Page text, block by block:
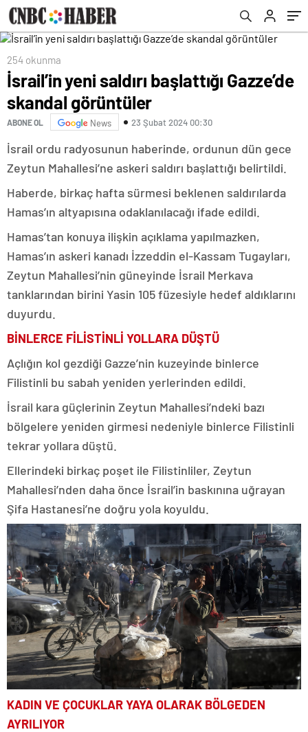
254 okunma
İsrail’in yeni saldırı başlattığı Gazze’de
skandal görüntüler
ABONE OL News 23 Şubat 2024 00:30
İsrail ordu radyosunun haberinde, ordunun dün gece
Zeytun Mahallesi’ne askeri saldırı başlattığı belirtildi.
Haberde, birkaç hafta sürmesi beklenen saldırılarda
Hamas’ın altyapısına odaklanılacağı ifade edildi.
Hamas’tan konuya ilişkin açıklama yapılmazken,
Hamas’ın askeri kanadı İzzeddin el-Kassam Tugayları,
Zeytun Mahallesi’nin güneyinde İsrail Merkava
tanklarından birini Yasin 105 füzesiyle hedef aldıklarını
duyurdu.
BİNLERCE FİLİSTİNLİ YOLLARA DÜŞTÜ
Açlığın kol gezdiği Gazze’nin kuzeyinde binlerce
Filistinli bu sabah yeniden yerlerinden edildi.
İsrail kara güçlerinin Zeytun Mahallesi’ndeki bazı
bölgelere yeniden girmesi nedeniyle binlerce Filistinli
tekrar yollara düştü.
Ellerindeki birkaç poşet ile Filistinliler, Zeytun
Mahallesi’nden daha önce İsrail’in baskınına uğrayan
Şifa Hastanesi’ne doğru yola koyuldu.
KADIN VE ÇOCUKLAR YAYA OLARAK BÖLGEDEN
AYRILIYOR